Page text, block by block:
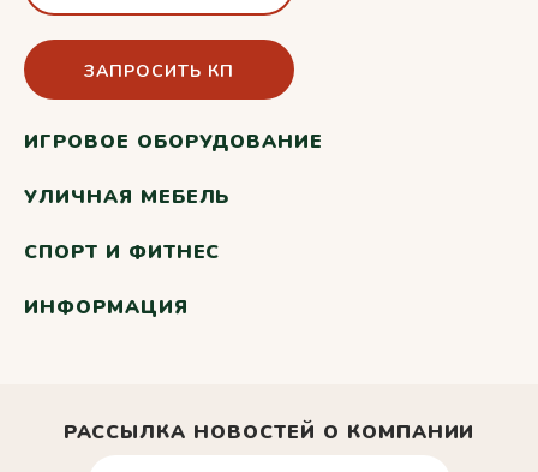
ЗАПРОСИТЬ КП
ИГРОВОЕ ОБОРУДОВАНИЕ
УЛИЧНАЯ МЕБЕЛЬ
СПОРТ И ФИТНЕС
ИНФОРМАЦИЯ
РАССЫЛКА НОВОСТЕЙ О КОМПАНИИ